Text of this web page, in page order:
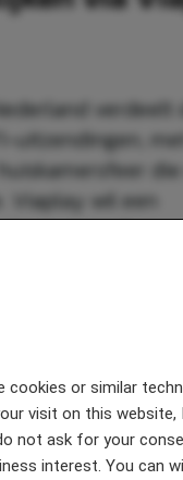
cookies or similar
visit on this website,
not ask for your
interest. You can
verdeelt
uitzendingen,
die
Viaplay wil een
na de